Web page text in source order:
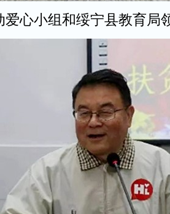
爱心小组和绥宁县教育局